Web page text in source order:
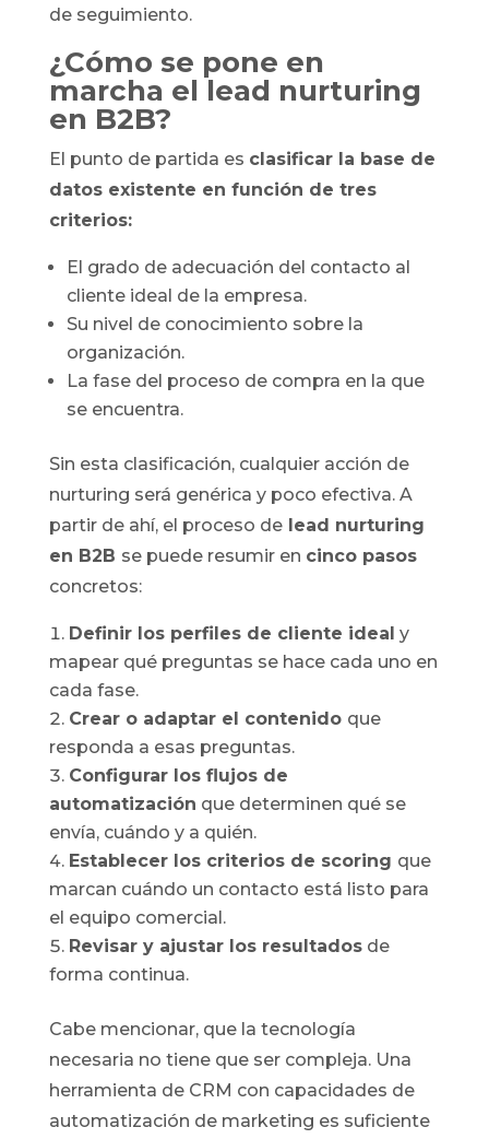
de seguimiento.
¿Cómo se pone en
marcha el lead nurturing
en B2B?
El punto de partida es clasificar la base de
datos existente en función de tres
criterios:
El grado de adecuación del contacto al
cliente ideal de la empresa.
Su nivel de conocimiento sobre la
organización.
La fase del proceso de compra en la que
se encuentra.
Sin esta clasificación, cualquier acción de
nurturing será genérica y poco efectiva. A
partir de ahí, el proceso delead nurturing
en B2B se puede resumir en cinco pasos
concretos:
Definir los perfiles de cliente ideal y
mapear qué preguntas se hace cada uno en
cada fase.
Crear o adaptar el contenido que
responda a esas preguntas.
Configurar los flujos de
automatización que determinen qué se
envía, cuándo y a quién.
Establecer los criterios de scoring que
marcan cuándo un contacto está listo para
el equipo comercial.
Revisar y ajustar los resultadosde
forma continua.
Cabe mencionar, que la tecnología
necesaria no tiene que ser compleja. Una
herramienta de CRM con capacidades de
automatización de marketing es suficiente